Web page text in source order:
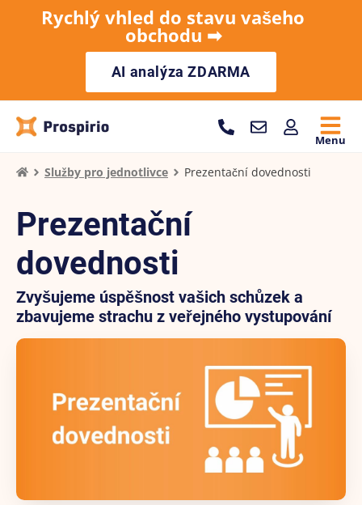
Rychlý vhled do stavu vašeho
obchodu ➡︎
AI analýza ZDARMA
Menu
Služby pro jednotlivce Prezentační dovednosti
Prezentační
dovednosti
Zvyšujeme úspěšnost vašich schůzek a
zbavujeme strachu z veřejného vystupování